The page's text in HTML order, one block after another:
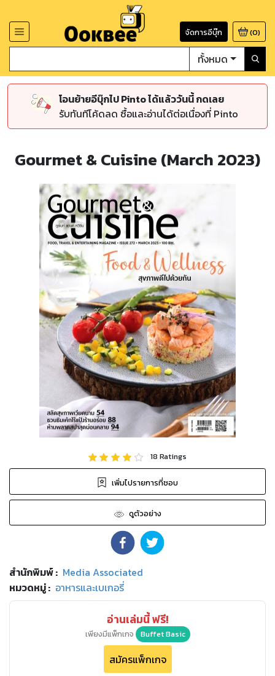
จัดการอีบุ๊ก (0)
ทั้งหมด
โอนย้ายอีบุ๊กไป Pinto ได้แล้ววันนี้ กดเลย
รับทันทีโค้ดลด ซื้อและอ่านได้ต่อเนื่องที่ Pinto
Gourmet & Cuisine (March 2023)
18 Ratings
เพิ่มไปรายการที่ชอบ
ดูตัวอย่าง
สำนักพิมพ์: Media Associated
หมวดหมู่: อาหารและเบเกอรี่
อ่านเล่มนี้ ฟรี!
เพียงมีแพ็กเกจ Buffet Basic
สมัครแพ็กเกจ